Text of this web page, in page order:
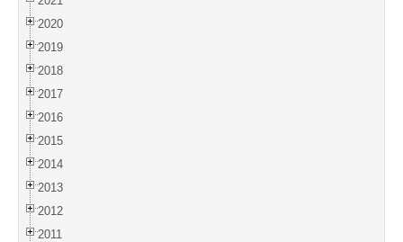
2020
2019
2018
2017
2016
2015
2014
2013
2012
2011